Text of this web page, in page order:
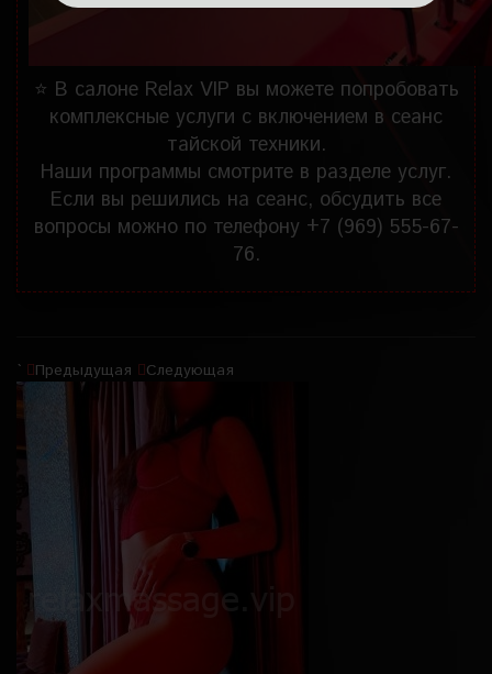
⭐ В салоне Relax VIP вы можете попробовать
комплексные услуги с включением в сеанс
тайской техники.
Наши программы смотрите в разделе услуг.
Если вы решились на сеанс, обсудить все
вопросы можно по телефону +7 (969) 555-67-
76.
` Предыдущая Следующая